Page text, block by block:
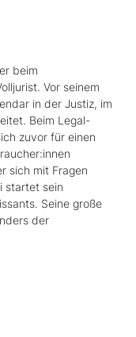
beim
Vor seinem
in der Justiz, im
Beim Legal-
zuvor für einen
sich mit Fragen
startet sein
Seine große
der